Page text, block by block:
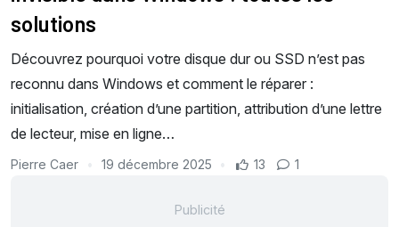
solutions
Découvrez pourquoi votre disque dur ou SSD n’est pas
reconnu dans Windows et comment le réparer :
initialisation, création d’une partition, attribution d’une lettre
de lecteur, mise en ligne…
Pierre Caer 19 décembre 2025 13 1